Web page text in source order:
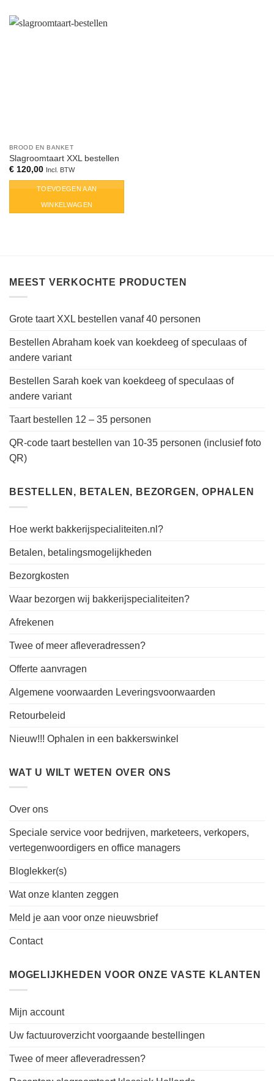
BROOD EN BANKET
Slagroomtaart XXL bestellen
€120,00 Incl. BTW
TOEVOEGEN AAN
WINKELWAGEN
MEEST VERKOCHTE PRODUCTEN
Grote taart XXL bestellen vanaf 40 personen
Bestellen Abraham koek van koekdeeg of speculaas of
andere variant
Bestellen Sarah koek van koekdeeg of speculaas of
andere variant
Taart bestellen 12 – 35 personen
QR-code taart bestellen van 10-35 personen (inclusief foto
QR)
BESTELLEN, BETALEN, BEZORGEN, OPHALEN
Hoe werkt bakkerijspecialiteiten.nl?
Betalen, betalingsmogelijkheden
Bezorgkosten
Waar bezorgen wij bakkerijspecialiteiten?
Afrekenen
Twee of meer afleveradressen?
Offerte aanvragen
Algemene voorwaarden Leveringsvoorwaarden
Retourbeleid
Nieuw!!! Ophalen in een bakkerswinkel
WAT U WILT WETEN OVER ONS
Over ons
Speciale service voor bedrijven, marketeers, verkopers,
vertegenwoordigers en office managers
Bloglekker(s)
Wat onze klanten zeggen
Meld je aan voor onze nieuwsbrief
Contact
MOGELIJKHEDEN VOOR ONZE VASTE KLANTEN
Mijn account
Uw factuuroverzicht voorgaande bestellingen
Twee of meer afleveradressen?